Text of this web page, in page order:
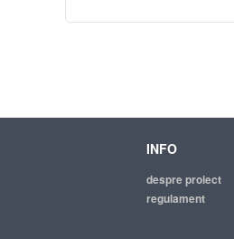
INFO
despre proiect
regulament